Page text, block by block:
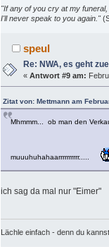
"If any of you cry at my funeral,
I'll never speak to you again."
speul
Re: NWA, es geht
«Antwort #9 am:
Zitat von: Mettmann am
Mhmmm... ob man den
muuuhuhahaarrrrrrrrrr.....
ich sag da mal nur "Eimer"
Lächle einfach - denn du